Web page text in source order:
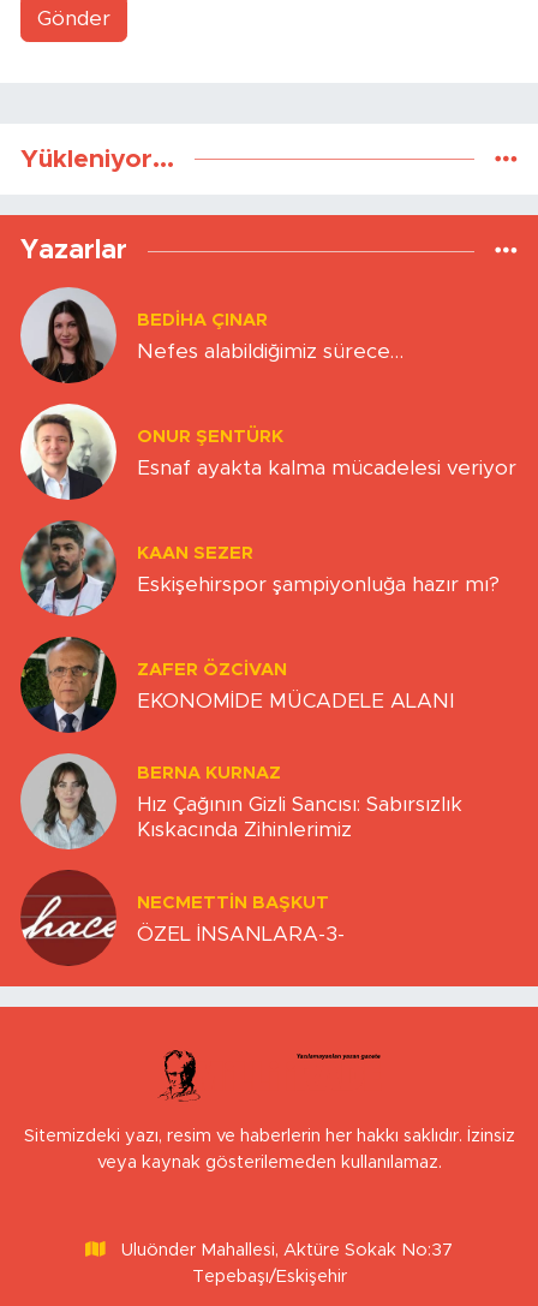
Gönder
Yükleniyor...
Yazarlar
BEDIHA ÇINAR
Nefes alabildiğimiz sürece…
ONUR ŞENTÜRK
Esnaf ayakta kalma mücadelesi veriyor
KAAN SEZER
Eskişehirspor şampiyonluğa hazır mı?
ZAFER ÖZCIVAN
EKONOMİDE MÜCADELE ALANI
BERNA KURNAZ
Hız Çağının Gizli Sancısı: Sabırsızlık
Kıskacında Zihinlerimiz
NECMETTIN BAŞKUT
ÖZEL İNSANLARA-3-
Sitemizdeki yazı, resim ve haberlerin her hakkı saklıdır. İzinsiz
veya kaynak gösterilemeden kullanılamaz.
Uluönder Mahallesi, Aktüre Sokak No:37
Tepebaşı/Eskişehir